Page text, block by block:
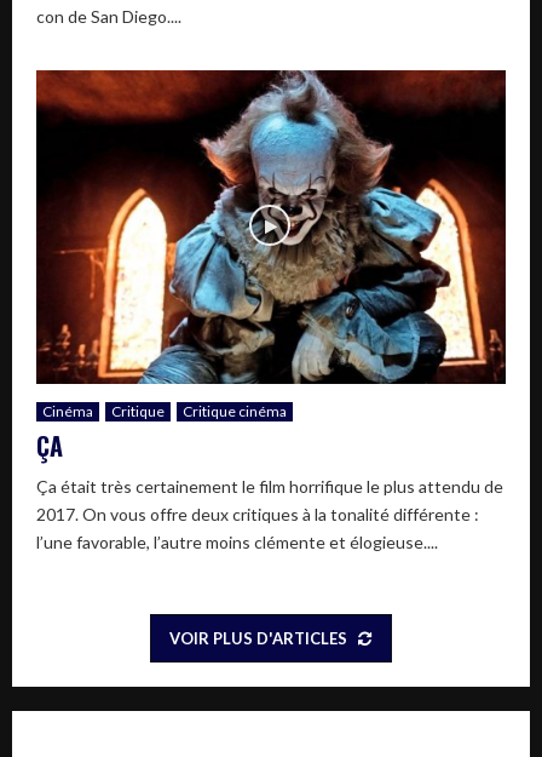
con de San Diego....
Cinéma Critique Critique cinéma
ÇA
Ça était très certainement le film horrifique le plus attendu de
2017. On vous offre deux critiques à la tonalité différente :
l’une favorable, l’autre moins clémente et élogieuse....
VOIR PLUS D'ARTICLES